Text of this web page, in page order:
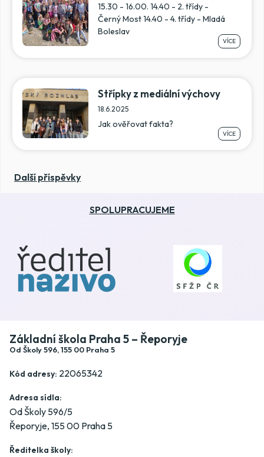
15.30 - 16.00. 14.40 - 2. třídy -
Černý Most 14.40 - 4. třídy - Mladá
Boleslav
VÍCE
Střípky z mediální výchovy
18.6.2025
Jak ověřovat fakta?
VÍCE
Další příspěvky
SPOLUPRACUJEME
Základní škola Praha 5 – Řeporyje
Od Školy 596, 155 00 Praha 5
Kód adresy: 22065342
Adresa sídla:
Od Školy 596/5
Řeporyje, 155 00 Praha 5
Ředitelka školy: